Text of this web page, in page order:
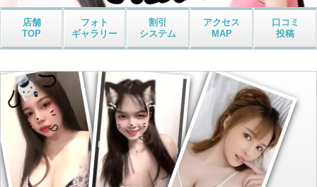
店舗
TOP
フォト
ギャラリー
割引
システム
アクセス
MAP
口コミ
投稿